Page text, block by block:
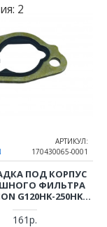
2
АРТИКУЛ:
170430065-0001
ПОД КОРПУС
ФИЛЬТРА
G120HK-250HK,
6337F, ST556-
ST662E
161р.